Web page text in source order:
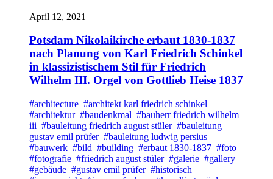
April 12, 2021
Potsdam Nikolaikirche erbaut 1830-1837
nach Planung von Karl Friedrich Schinkel
in klassizistischem Stil für Friedrich
Wilhelm III. Orgel von Gottlieb Heise 1837
#architecture #architekt karl friedrich schinkel
#architektur #baudenkmal #bauherr friedrich wilhelm
iii #bauleitung friedrich august stüler #bauleitung
gustav emil prüfer #bauleitung ludwig persius
#bauwerk #bild #building #erbaut 1830-1837 #foto
#fotografie #friedrich august stüler #galerie #gallery
#gebäude #gustav emil prüfer #historisch